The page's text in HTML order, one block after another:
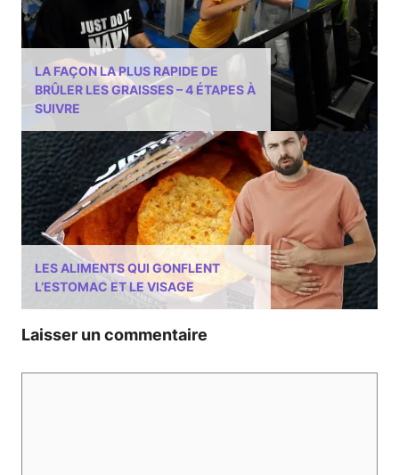
LA FAÇON LA PLUS RAPIDE DE
BRÛLER LES GRAISSES – 4 ÉTAPES À
SUIVRE
LES ALIMENTS QUI GONFLENT
L’ESTOMAC ET LE VISAGE
Laisser un commentaire